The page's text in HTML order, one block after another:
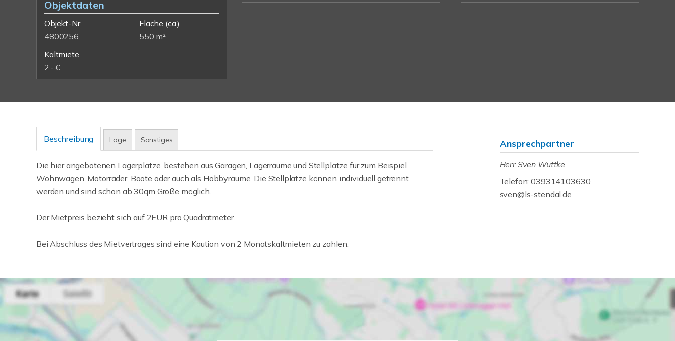
Objektdaten
Objekt-Nr.
4800256
Fläche (ca.)
550 m²
Kaltmiete
2,- €
Beschreibung Lage Sonstiges
Die hier angebotenen Lagerplätze, bestehen aus Garagen, Lagerräume und Stellplätze für zum Beispiel
Wohnwagen, Motorräder, Boote oder auch als Hobbyräume. Die Stellplätze können individuell getrennt
werden und sind schon ab 30qm Größe möglich.
Der Mietpreis bezieht sich auf 2EUR pro Quadratmeter.
Bei Abschluss des Mietvertrages sind eine Kaution von 2 Monatskaltmieten zu zahlen.
Ansprechpartner
Herr Sven Wuttke
Telefon: 039314103630
sven@ls-stendal.de